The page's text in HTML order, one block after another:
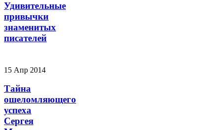
Удивительные
привычки
знаменитых
писателей
15 Апр 2014
Тайна
ошеломляющего
успеха
Сергея